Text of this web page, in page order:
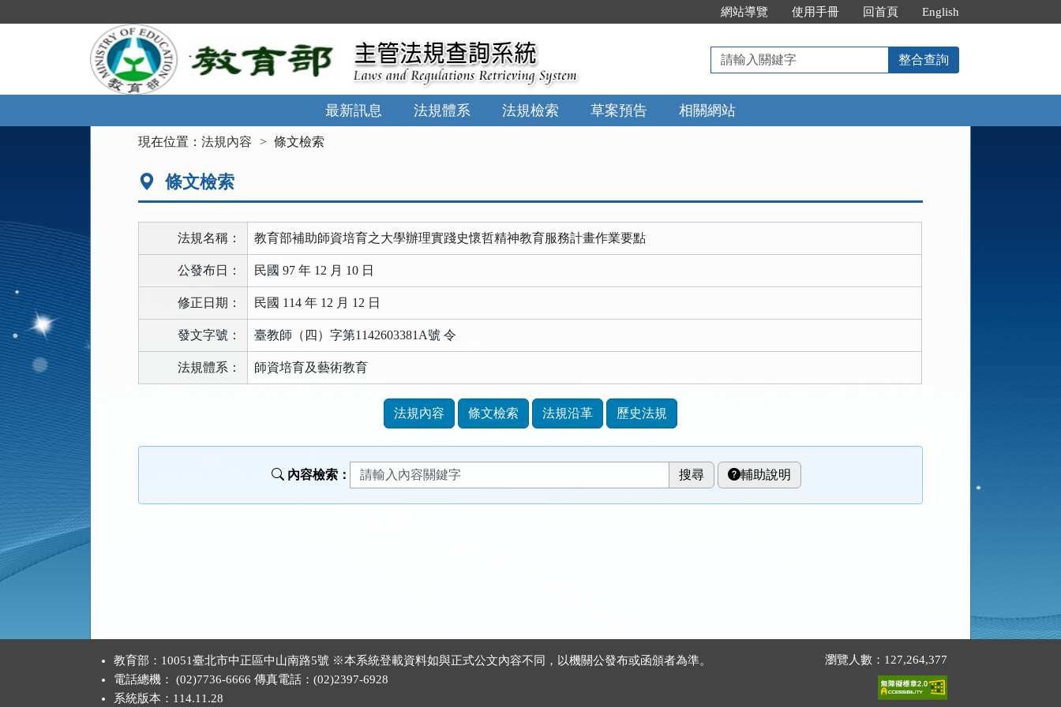
到
網站導覽 使用手冊 回首頁 English
請
輸
入
關
鍵
整合查詢
最新訊息 法規體系 法規檢索 草案預告 相關網站
現在位置：法規內容 條文檢索
條文檢索
法規名稱： 教育部補助師資培育之大學辦理實踐史懷哲精神教育服務計畫作業要點
公發布日： 民國 97 年 12 月 10 日
修正日期： 民國 114 年 12 月 12 日
發文字號： 臺教師（四）字第1142603381A號 令
法規體系： 師資培育及藝術教育
功
鈕
法規內容 條文檢索 法規沿革 歷史法規
內容檢索： 輔助說明
教育部：10051臺北市中正區中山南路5號 ※本系統登載資料如與正式公文內容不同，以機關公發布或函頒者為準。
電話總機： (02)7736-6666 傳真電話：(02)2397-6928
系統版本： 114.11.28
瀏覽人數：127,264,377